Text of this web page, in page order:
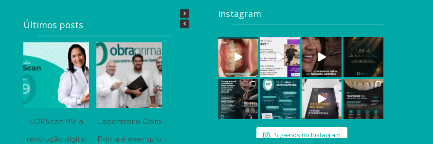
Últimos posts
LOPScan 99: a
revolução digital
Laboratório Obra
Prima é exemplo
Instagram
Siga-nos no Instagram